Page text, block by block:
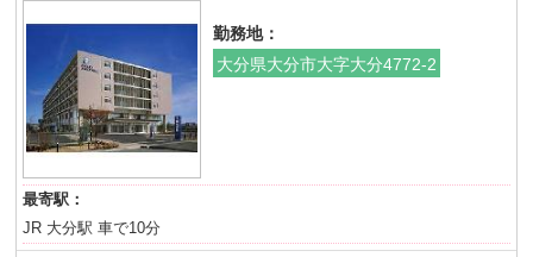
勤務地：
大分県大分市大字大分4772-2
最寄駅：
JR 大分駅 車で10分